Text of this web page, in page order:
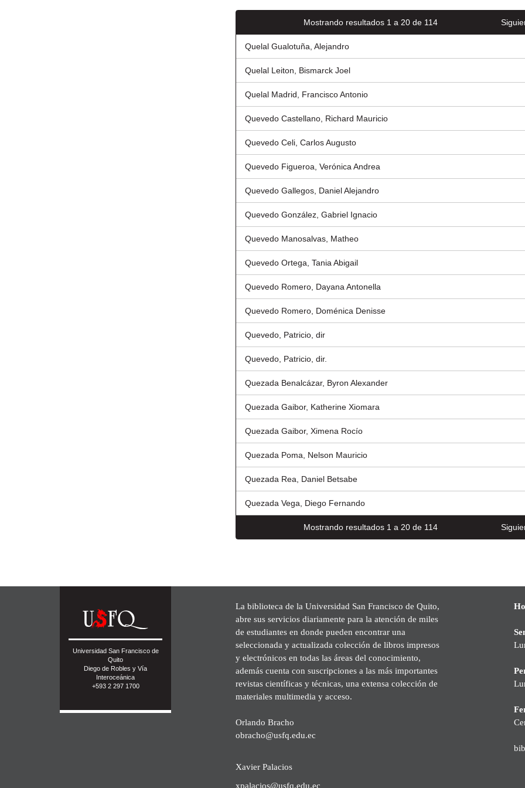
Mostrando resultados 1 a 20 de 114
Quelal Gualotuña, Alejandro
Quelal Leiton, Bismarck Joel
Quelal Madrid, Francisco Antonio
Quevedo Castellano, Richard Mauricio
Quevedo Celi, Carlos Augusto
Quevedo Figueroa, Verónica Andrea
Quevedo Gallegos, Daniel Alejandro
Quevedo González, Gabriel Ignacio
Quevedo Manosalvas, Matheo
Quevedo Ortega, Tania Abigail
Quevedo Romero, Dayana Antonella
Quevedo Romero, Doménica Denisse
Quevedo, Patricio, dir
Quevedo, Patricio, dir.
Quezada Benalcázar, Byron Alexander
Quezada Gaibor, Katherine Xiomara
Quezada Gaibor, Ximena Rocío
Quezada Poma, Nelson Mauricio
Quezada Rea, Daniel Betsabe
Quezada Vega, Diego Fernando
Mostrando resultados 1 a 20 de 114
Universidad San Francisco de
Quito
Diego de Robles y Vía
Interoceánica
+593 2 297 1700
La biblioteca de la Universidad San Francisco de Quito,
abre sus servicios diariamente para la atención de miles
de estudiantes en donde pueden encontrar una
seleccionada y actualizada colección de libros impresos
y electrónicos en todas las áreas del conocimiento,
además cuenta con suscripciones a las más importantes
revistas científicas y técnicas, una extensa colección de
materiales multimedia y acceso.
Orlando Bracho
obracho@usfq.edu.ec
Xavier Palacios
xpalacios@usfq.edu.ec